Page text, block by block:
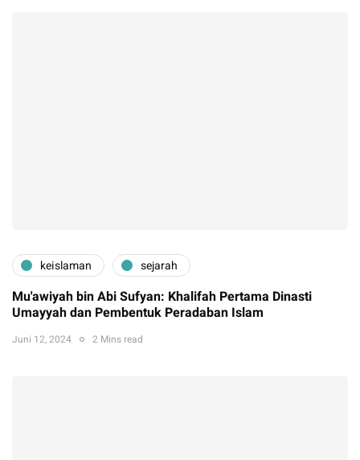
keislaman sejarah
Mu'awiyah bin Abi Sufyan: Khalifah Pertama Dinasti
Umayyah dan Pembentuk Peradaban Islam
Juni 12, 2024 2 Mins read